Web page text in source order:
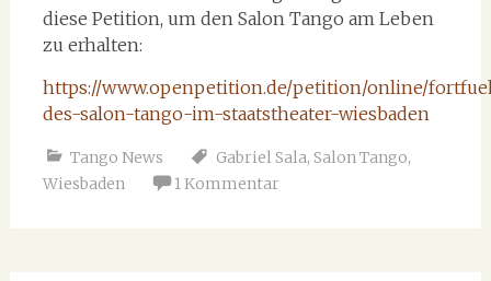
diese Petition, um den Salon Tango am Leben
zu erhalten:
https://www.openpetition.de/petition/online/
des-salon-tango-im-staatstheater-wiesbaden
Tango News Gabriel Sala, Salon Tango,
Wiesbaden
1 Kommentar